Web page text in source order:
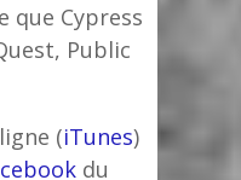
que Cypress
Public
(iTunes)
du